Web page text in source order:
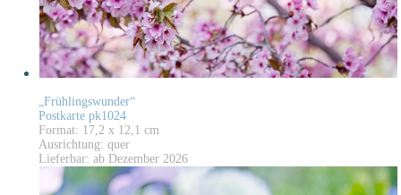
„Frühlingswunder“
Postkarte pk1024
Format: 17,2 x 12,1 cm
Ausrichtung: quer
Lieferbar: ab Dezember 2026